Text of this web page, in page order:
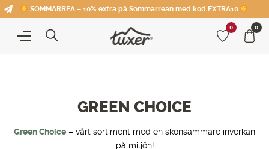
SOMMARREA – 10% extra på Sommarrean med kod EXTRA10
0 0
GREEN CHOICE
Green Choice – vårt sortiment med en skonsammare inverkan
på miljön!